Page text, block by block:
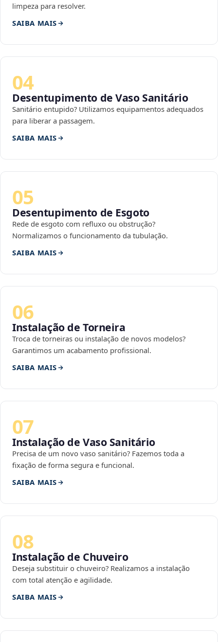
limpeza para resolver.
SAIBA MAIS
04
Desentupimento de Vaso Sanitário
Sanitário entupido? Utilizamos equipamentos adequados
para liberar a passagem.
SAIBA MAIS
05
Desentupimento de Esgoto
Rede de esgoto com refluxo ou obstrução?
Normalizamos o funcionamento da tubulação.
SAIBA MAIS
06
Instalação de Torneira
Troca de torneiras ou instalação de novos modelos?
Garantimos um acabamento profissional.
SAIBA MAIS
07
Instalação de Vaso Sanitário
Precisa de um novo vaso sanitário? Fazemos toda a
fixação de forma segura e funcional.
SAIBA MAIS
08
Instalação de Chuveiro
Deseja substituir o chuveiro? Realizamos a instalação
com total atenção e agilidade.
SAIBA MAIS